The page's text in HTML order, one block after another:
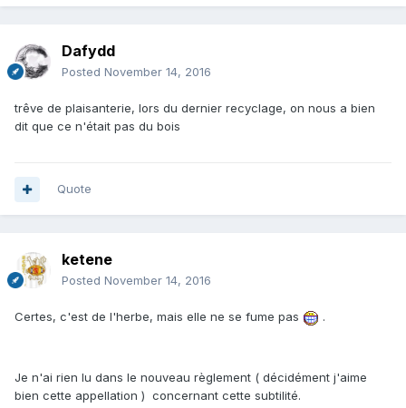
Dafydd
Posted November 14, 2016
trêve de plaisanterie, lors du dernier recyclage, on nous a bien
dit que ce n'était pas du bois
Quote
ketene
Posted November 14, 2016
Certes, c'est de l'herbe, mais elle ne se fume pas .
Je n'ai rien lu dans le nouveau règlement ( décidément j'aime
bien cette appellation ) concernant cette subtilité.